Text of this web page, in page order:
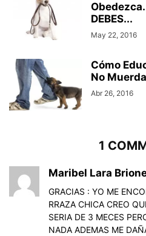
DEBES...
May 22, 2016
Cómo
No
Abr 26, 2016
1
Maribel Lara
GRACIAS : YO ME
RRAZA CHICA CREO
SERIA DE 3 MECES
NADA ADEMAS ME